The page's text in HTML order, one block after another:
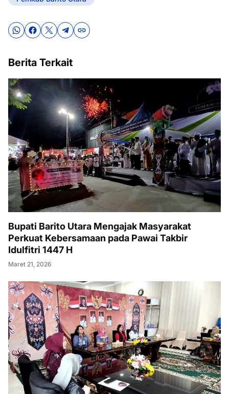
Berita Terkait
Bupati Barito Utara Mengajak Masyarakat
Perkuat Kebersamaan pada Pawai Takbir
Idulfitri 1447 H
Maret 21, 2026